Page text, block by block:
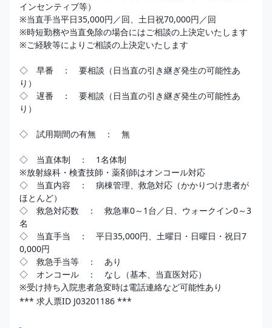
インセンティブ等）
※当直手当平日35,000円／回、土日祝70,000円／回
※時短勤務や当直免除の場合にはご相談の上決定いたします
※ご経験等によりご相談の上決定いたします
◇　早番　：　要相談（日当直の引き継ぎ発生の可能性あ
り）
◇　遅番　：　要相談（日当直の引き継ぎ発生の可能性あ
り）
◇　試用期間の有無　：　無
◇　当直体制　：　1名体制
※放射線科・検査技師・薬剤師はオンコール対応
◇　当直内容　：　病棟管理、救急対応（かかりつけ患者が
ほとんど）
◇　救急対応数　：　救急車0～1台／日、ウォークイン0～3
名
◇　当直手当　：　平日35,000円、土曜日・日曜日・祝日7
0,000円
◇　救急手当等　：　あり
◇　オンコール　：　なし（基本、当直医対応）
*** 求人票ID J03201186 ***